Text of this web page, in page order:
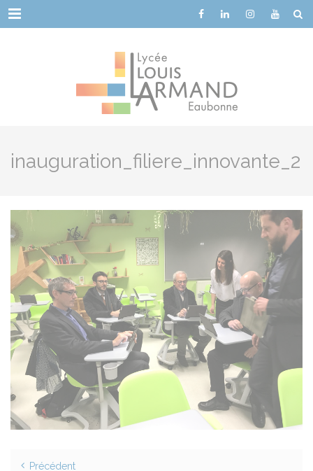
Menu
inauguration_filiere_innovante_2
Précédent
Cookies management panel